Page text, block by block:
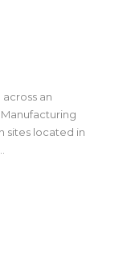
an
sites located in